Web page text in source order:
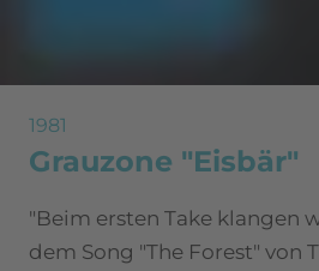
1981
Grauzone "Eisbär"
"Beim ersten Take klangen
dem Song "The Forest" von